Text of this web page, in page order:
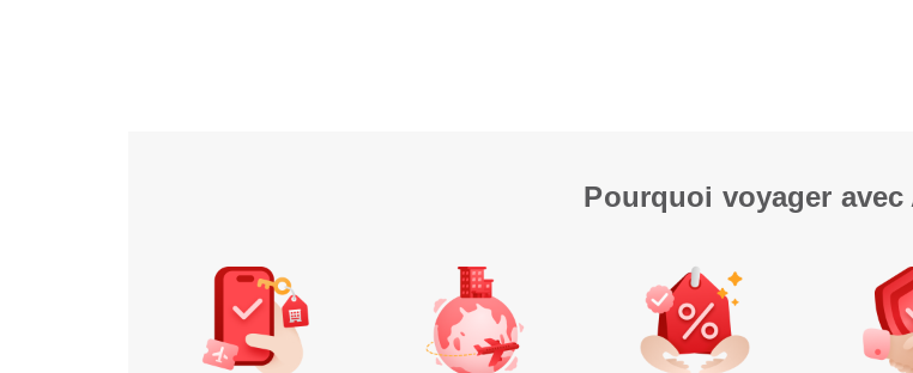
Pourquoi voyager avec